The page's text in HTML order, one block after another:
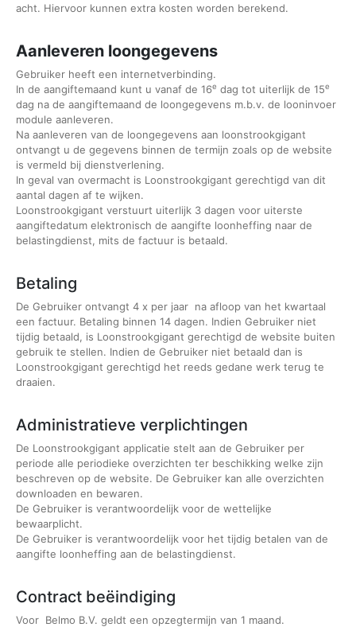
acht. Hiervoor kunnen extra kosten worden berekend.
Aanleveren loongegevens
Gebruiker heeft een internetverbinding.
In de aangiftemaand kunt u vanaf de 16e dag tot uiterlijk de 15e
dag na de aangiftemaand de loongegevens m.b.v. de looninvoer
module aanleveren.
Na aanleveren van de loongegevens aan loonstrookgigant
ontvangt u de gegevens binnen de termijn zoals op de website
is vermeld bij dienstverlening.
In geval van overmacht is Loonstrookgigant gerechtigd van dit
aantal dagen af te wijken.
Loonstrookgigant verstuurt uiterlijk 3 dagen voor uiterste
aangiftedatum elektronisch de aangifte loonheffing naar de
belastingdienst, mits de factuur is betaald.
Betaling
De Gebruiker ontvangt 4 x per jaar na afloop van het kwartaal
een factuur. Betaling binnen 14 dagen. Indien Gebruiker niet
tijdig betaald, is Loonstrookgigant gerechtigd de website buiten
gebruik te stellen. Indien de Gebruiker niet betaald dan is
Loonstrookgigant gerechtigd het reeds gedane werk terug te
draaien.
Administratieve verplichtingen
De Loonstrookgigant applicatie stelt aan de Gebruiker per
periode alle periodieke overzichten ter beschikking welke zijn
beschreven op de website. De Gebruiker kan alle overzichten
downloaden en bewaren.
De Gebruiker is verantwoordelijk voor de wettelijke
bewaarplicht.
De Gebruiker is verantwoordelijk voor het tijdig betalen van de
aangifte loonheffing aan de belastingdienst.
Contract beëindiging
Voor Belmo B.V. geldt een opzegtermijn van 1 maand.